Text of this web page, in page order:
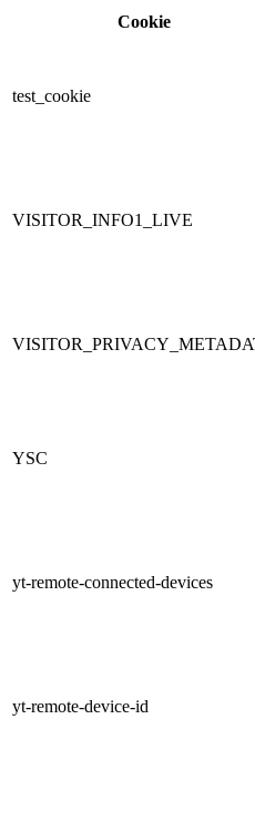
Cookie
test_cookie
VISITOR_INFO1_LIVE
YSC
yt-remote-connected-devices
yt-remote-device-id